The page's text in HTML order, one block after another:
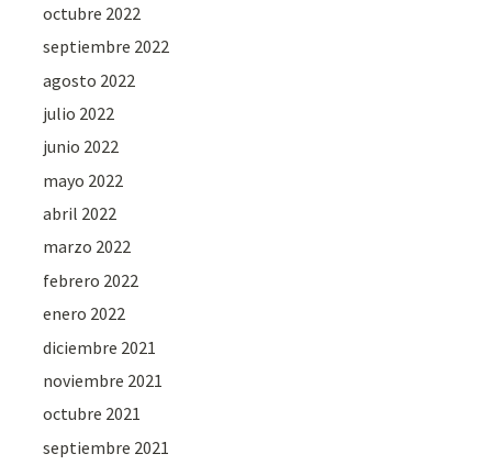
octubre 2022
septiembre 2022
agosto 2022
julio 2022
junio 2022
mayo 2022
abril 2022
marzo 2022
febrero 2022
enero 2022
diciembre 2021
noviembre 2021
octubre 2021
septiembre 2021